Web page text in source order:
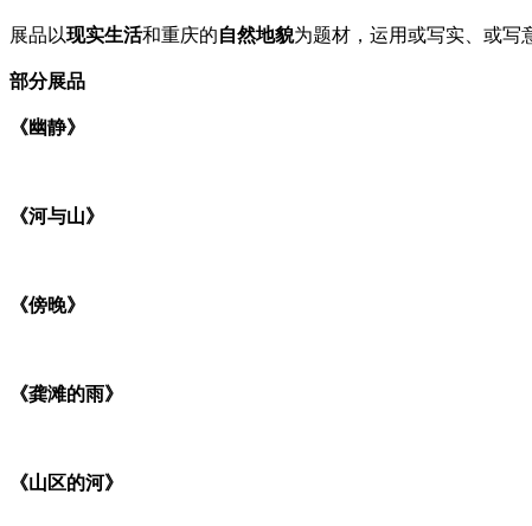
展品以现实生活和重庆的自然地貌为题材，运用或写实、或写
部分展品
《幽静》
《河与山》
《傍晚》
《龚滩的雨》
《山区的河》